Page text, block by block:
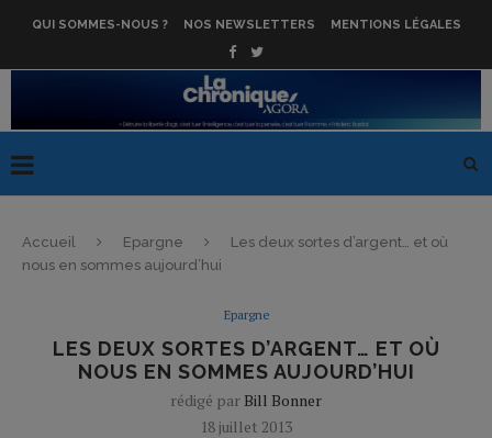
QUI SOMMES-NOUS ? NOS NEWSLETTERS MENTIONS LÉGALES
Accueil Epargne
Les deux sortes d’argent… et où
nous en sommes aujourd’hui
Epargne
LES DEUX SORTES D’ARGENT… ET OÙ
NOUS EN SOMMES AUJOURD’HUI
rédigé par Bill Bonner
18 juillet 2013